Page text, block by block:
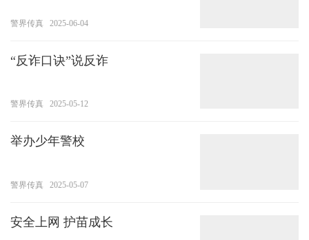
警界传真 2025-06-04
“反诈口诀”说反诈
警界传真 2025-05-12
举办少年警校
警界传真 2025-05-07
安全上网 护苗成长